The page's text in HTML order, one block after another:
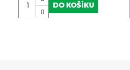
DO KOŠÍKU